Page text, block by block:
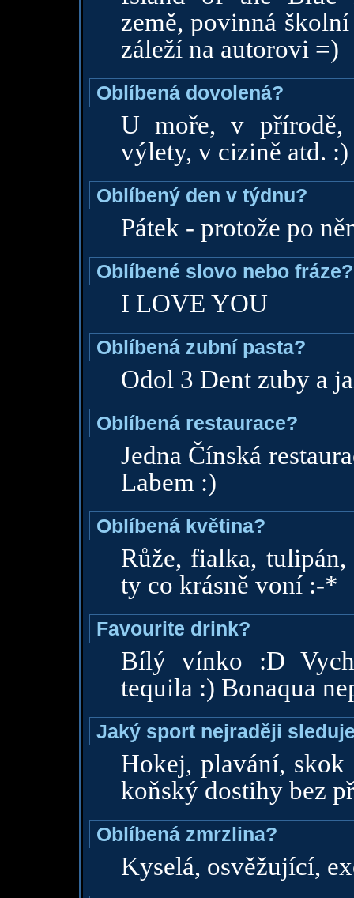
země, povinná
záleží na autorovi =)
Oblíbená dovolená?
U moře, v přírodě,
výlety, v cizině atd. :)
Oblíbený den v týdnu?
Pátek - protože po
Oblíbené slovo nebo fráze?
I LOVE YOU
Oblíbená zubní pasta?
Odol 3 Dent zuby a
Oblíbená restaurace?
Jedna Čínská
Labem :)
Oblíbená květina?
Růže, fialka,
ty co krásně voní :-*
Favourite drink?
Bílý vínko :D
tequila :) Bonaqua
Jaký sport nejraději
Hokej, plavání,
koňský dostihy bez
Oblíbená zmrzlina?
Kyselá, osvěžující,